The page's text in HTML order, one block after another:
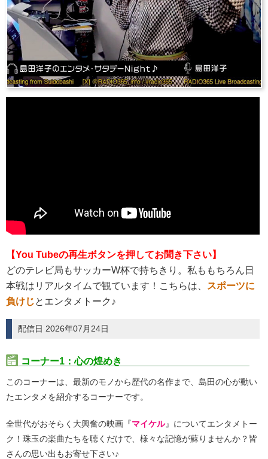
【You Tubeの再生ボタンを押してお聞き下さい】
どのテレビ局もサッカーW杯で持ちきり。私ももちろん日
本戦はリアルタイムで観ています！こちらは、
スポーツに
負けじとエンタメトーク♪
配信日 2026年07月24日
コーナー1：心の煌めき
このコーナーは、最新のモノから歴代の名作まで、島田の心が動い
たエンタメを紹介するコーナーです。
全世代がおそらく大興奮の映画『マイケル』についてエンタメトー
ク！珠玉の楽曲たちを聴くだけで、様々な記憶が蘇りませんか？皆
さんの思い出もお寄せ下さい♪